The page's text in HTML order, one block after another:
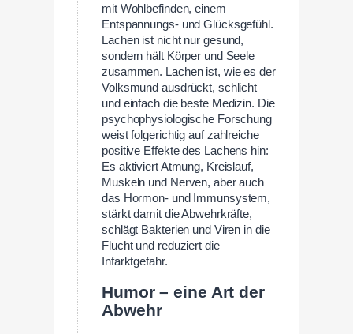
mit Wohlbefinden, einem
Entspannungs- und Glücksgefühl.
Lachen ist nicht nur gesund,
sondern hält Körper und Seele
zusammen. Lachen ist, wie es der
Volksmund ausdrückt, schlicht
und einfach die beste Medizin. Die
psychophysiologische Forschung
weist folgerichtig auf zahlreiche
positive Effekte des Lachens hin:
Es aktiviert Atmung, Kreislauf,
Muskeln und Nerven, aber auch
das Hormon- und Immunsystem,
stärkt damit die Abwehrkräfte,
schlägt Bakterien und Viren in die
Flucht und reduziert die
Infarktgefahr.
Humor – eine Art der
Abwehr